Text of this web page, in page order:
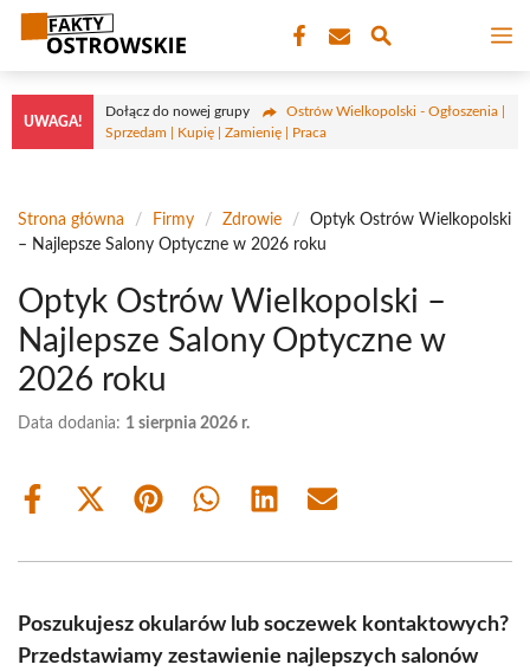
Przejdź
treści
UWAGA!
Dołącz do nowej grupy
Ostrów Wielkopolski - Ogłoszenia |
Sprzedam | Kupię | Zamienię | Praca
Strona główna / Firmy / Zdrowie /
Optyk Ostrów Wielkopolski
– Najlepsze Salony Optyczne w 2026 roku
Optyk Ostrów Wielkopolski –
Najlepsze Salony Optyczne w
2026 roku
Data dodania: 1 sierpnia 2026 r.
Share
Share
(Twitter)
Share Share Share Share
Poszukujesz okularów lub soczewek kontaktowych?
Przedstawiamy zestawienie najlepszych salonów